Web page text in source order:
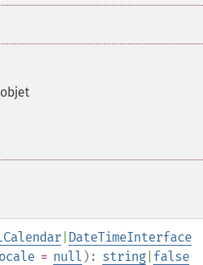
DateTimeInterface
= null ): string false